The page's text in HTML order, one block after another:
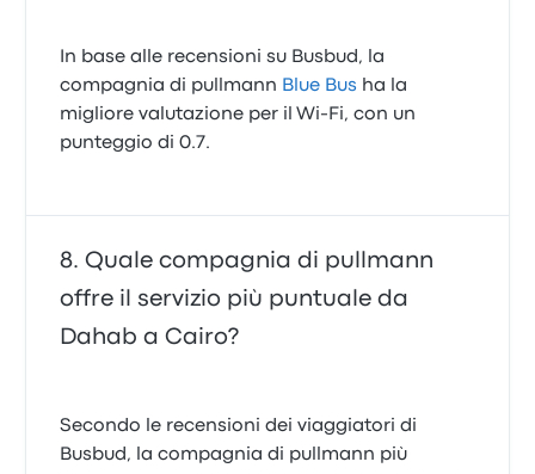
In base alle recensioni su Busbud, la
compagnia di pullmann Blue Bus ha la
migliore valutazione per il Wi-Fi, con un
punteggio di 0.7.
Quale compagnia di pullmann
offre il servizio più puntuale da
Dahab a Cairo?
Secondo le recensioni dei viaggiatori di
Busbud, la compagnia di pullmann più